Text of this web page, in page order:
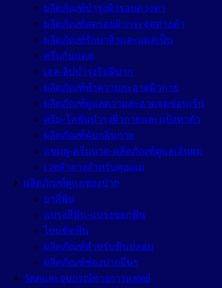
ผลิตภัณฑ์บำรุงผิวรอบดวงตา
ผลิตภัณฑ์ลดรอยฝ้ากระจุดด่างดำ
ผลิตภัณฑ์รักษาสิวและแผลเป็น
ครีมกันแดด
เจล-ลิปบำรุงริมฝีปาก
ผลิตภัณฑ์ทำความสะอาดผิวกาย
ผลิตภัณฑ์ดูแลความสะอาดจุดซ่อนเร้น
ครีม-โลชั่นบำรุงผิวกายและแป้งทาตัว
ผลิตภัณฑ์ดับกลิ่นกาย
แชมพู-ครีมนวด-ผลิตภัณฑ์ดูแลเส้นผม
เวชสำอางสำหรับคุณแม่
ผลิตภัณฑ์ดูแลช่องปาก
ยาสีฟัน
แปรงสีฟัน-แปรงซอกฟัน
ไหมขัดฟัน
ผลิตภัณฑ์สำหรับฟันปลอม
ผลิตภัณฑ์ช่องปากอื่นๆ
วัสดุและอุปกรณ์ทางการแพทย์